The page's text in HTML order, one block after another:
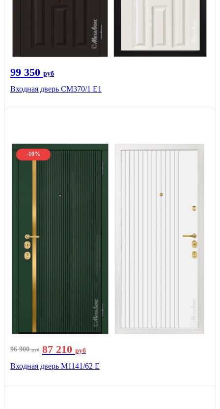
99 350 руб
Входная дверь СМ370/1 Е1
-10%
96 900руб 87 210 руб
Входная дверь М1141/62 Е